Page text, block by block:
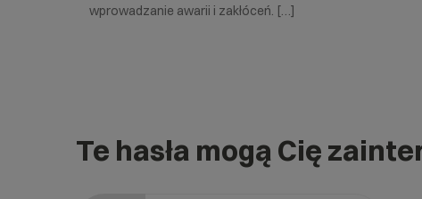
wprowadzanie awarii i zakłóceń. […]
Te hasła mogą Cię